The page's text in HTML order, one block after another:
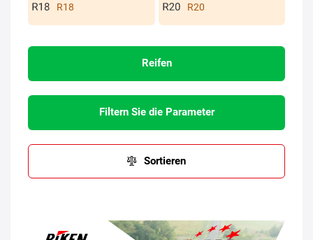
R18 R20
Reifen
Filtern Sie die Parameter
Sortieren